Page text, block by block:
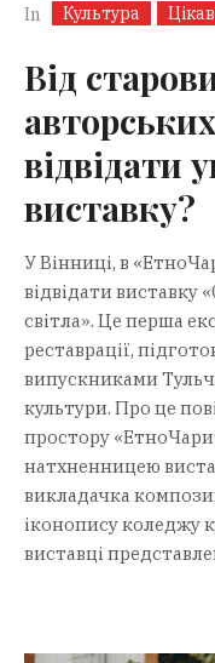
In
Культура
Від
відвідати
виставку?
У Вінниці, в
відвідати виставку
світла». Це перша
реставрації,
випускниками
культури. Про це
простору
натхненницею
викладачка
іконопису коледжу
виставці